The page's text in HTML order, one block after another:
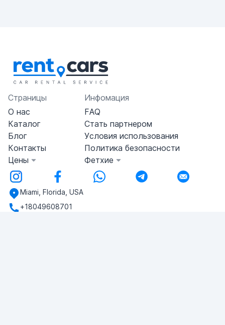
Страницы
О нас
Каталог
Блог
Контакты
Цены
Инфомация
FAQ
Стать партнером
Условия использования
Политика безопасности
Фетхие
Miami, Florida, USA
+18049608701